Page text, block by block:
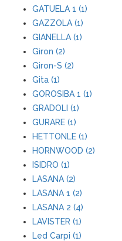
GATUELA 1 (1)
GAZZOLA (1)
GIANELLA (1)
Giron (2)
Giron-S (2)
Gita (1)
GOROSIBA 1 (1)
GRADOLI (1)
GURARE (1)
HETTONLE (1)
HORNWOOD (2)
ISIDRO (1)
LASANA (2)
LASANA 1 (2)
LASANA 2 (4)
LAVISTER (1)
Led Carpi (1)